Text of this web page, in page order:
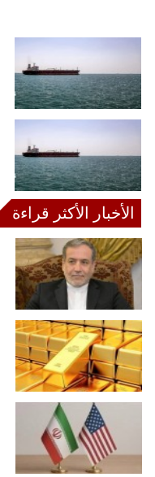
الأخبار الأكثر قراءة